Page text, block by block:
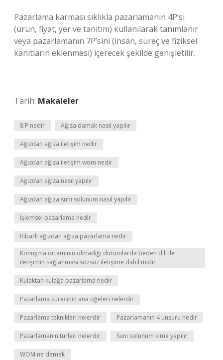
Pazarlama karması sıklıkla pazarlamanın 4P’si
(ürün, fiyat, yer ve tanıtım) kullanılarak tanımlanır
veya pazarlamanın 7P’sini (insan, süreç ve fiziksel
kanıtların eklenmesi) içerecek şekilde genişletilir.
Tarih: Makaleler
8 P nedir Ağıza damak nasıl yapılır
Ağızdan ağıza iletişim nedir
Ağızdan ağıza iletişim wom nedir
Ağızdan ağıza nasıl yapılır
Ağızdan ağıza suni solunum nasıl yapılır
İşlemsel pazarlama nedir
İtibarlı ağızdan ağıza pazarlama nedir
Konuşma ortamının olmadığı durumlarda beden dili ile
iletişimin sağlanması sözsüz iletişime dahil midir
Kulaktan kulağa pazarlama nedir
Pazarlama sürecinin ana öğeleri nelerdir
Pazarlama teknikleri nelerdir Pazarlamanın 4 unsuru nedir
Pazarlamanın türleri nelerdir Suni solunum kime yapılır
WOM ne demek